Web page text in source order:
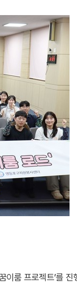
이룸 프로젝트’를